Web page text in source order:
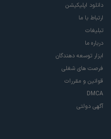
دانلود اپلیکیشن
ارتباط با ما
تبلیغات
درباره ما
ابزار توسعه دهندگان
فرصت های شغلی
قوانین و مقررات
DMCA
آگهی دولتی